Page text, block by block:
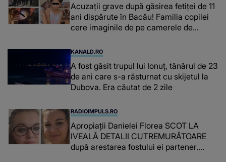
Acuzații grave după găsirea fetiței de 11
ani dispărute în Bacău! Familia copilei
cere imaginile de pe camerele de
mea...”
KANALD.RO
A fost găsit trupul lui Ionuț, tânărul de 23
de ani care s-a răsturnat cu skijetul la
Dubova. Era căutat de 2 zile
RADIOIMPULS.RO
Apropiații Danielei Florea SCOT LA
IVEALĂ DETALII CUTREMURĂTOARE
după arestarea fostului ei partener.